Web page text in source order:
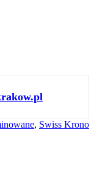
, Swiss Krono